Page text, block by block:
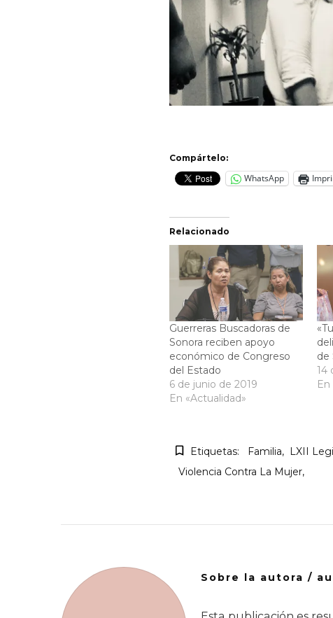
Compártelo:
WhatsApp
Relacionado
Guerreras Buscadoras de
Sonora reciben apoyo
económico de Congreso
del Estado
6 de junio de 2019
En «Actualidad»
de
14
Etiquetas: Familia
LXII
Violencia Contra La Mujer
Sobre la autora /